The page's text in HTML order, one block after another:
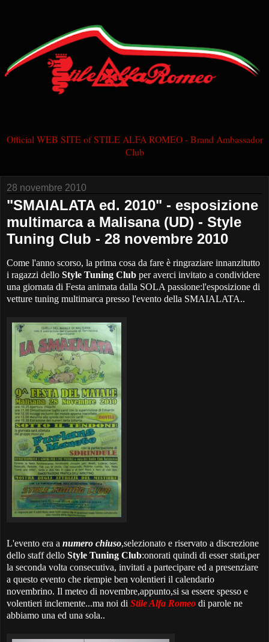
Official WEB SITE of STILE ALFA ROMEO - Brand Ambassador
Club
28 novembre 2010
"SMAIALATA ed. 2010" - esposizione
multimarca a Malisana (UD) - Style
Tuning Club - 28 novembre 2010
Come l'anno scorso, la prima cosa da fare è ringraziare innanzitutto
i ragazzi dello Style Tuning Club per averci invitato a condividere
una giornata di Festa animata dalla SOLA passione:l'esposizione di
vetture tuning multimarca presso l'evento della SMAIALATA..
L'evento era a numero chiuso,selezionato e riservato a discrezione
dello staff dello Style Tuning Club:onorati quindi di esser stati,per
la seconda volta consecutiva, invitati a partecipare ed a presenziare
a questo evento che riempie ben volentieri il calendario
novembrino. Il meteo di novembre,appunto,si sa essere spesso e
volentieri inclemente...ma noi di Stile Alfa Romeo di parole ne
abbiamo una ed una sola..